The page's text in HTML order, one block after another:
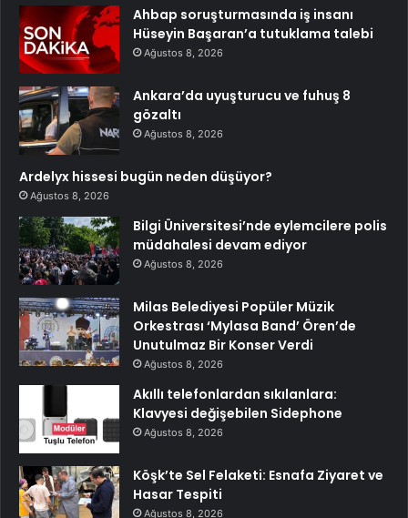
Ahbap soruşturmasında iş insanı
Hüseyin Başaran’a tutuklama talebi
Ağustos 8, 2026
Ankara’da uyuşturucu ve fuhuş 8
gözaltı
Ağustos 8, 2026
Ardelyx hissesi bugün neden düşüyor?
Ağustos 8, 2026
Bilgi Üniversitesi’nde eylemcilere polis
müdahalesi devam ediyor
Ağustos 8, 2026
Milas Belediyesi Popüler Müzik
Orkestrası ‘Mylasa Band’ Ören’de
Unutulmaz Bir Konser Verdi
Ağustos 8, 2026
Akıllı telefonlardan sıkılanlara:
Klavyesi değişebilen Sidephone
Ağustos 8, 2026
Köşk’te Sel Felaketi: Esnafa Ziyaret ve
Hasar Tespiti
Ağustos 8, 2026